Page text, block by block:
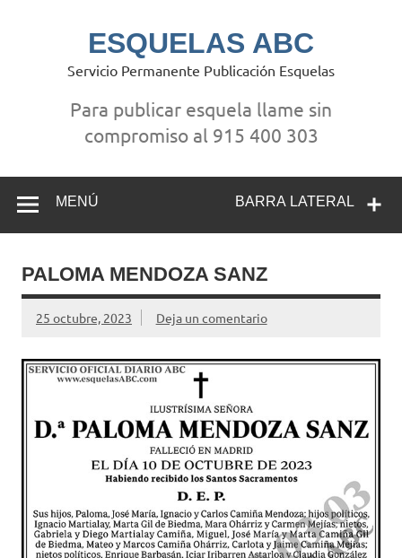
ESQUELAS ABC
Servicio Permanente Publicación Esquelas
Para publicar esquela llame sin
compromiso al 915 400 303
BARRA LATERAL
MENÚ
PALOMA MENDOZA SANZ
25 octubre, 2023 Deja un comentario